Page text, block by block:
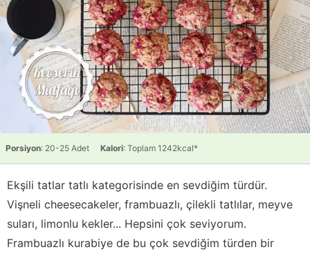
Porsiyon: 20-25 Adet Kalori: Toplam 1242kcal*
Ekşili tatlar tatlı kategorisinde en sevdiğim türdür.
Vişneli cheesecakeler, frambuazlı, çilekli tatlılar, meyve
suları, limonlu kekler... Hepsini çok seviyorum.
Frambuazlı kurabiye de bu çok sevdiğim türden bir